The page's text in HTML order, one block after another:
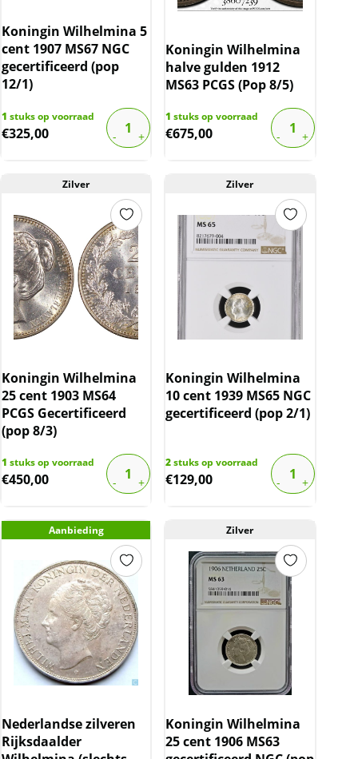
Koningin Wilhelmina 5
cent 1907 MS67 NGC
gecertificeerd (pop
12/1)
1 stuks op voorraad
€325,00
Koningin Wilhelmina
halve gulden 1912
MS63 PCGS (Pop 8/5)
1 stuks op voorraad
€675,00
Zilver
Koningin Wilhelmina
25 cent 1903 MS64
PCGS Gecertificeerd
(pop 8/3)
1 stuks op voorraad
€450,00
Zilver
Koningin Wilhelmina
10 cent 1939 MS65 NGC
gecertificeerd (pop 2/1)
2stuks op voorraad
€129,00
Aanbieding
Nederlandse zilveren
Rijksdaalder
Zilver
Koningin Wilhelmina
25 cent 1906 MS63